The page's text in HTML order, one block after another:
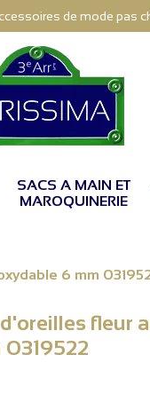
de mode pas
SACS A MAIN ET
MAROQUINERIE
6 mm
fleur